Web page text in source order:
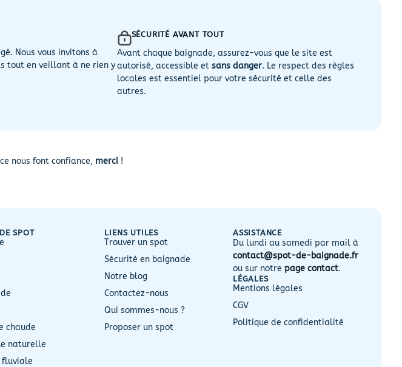
Nous vous invitons à
tout en veillant à ne rien y
SÉCURITÉ AVANT TOUT
Avant chaque baignade, assurez-vous que le site est
autorisé, accessible et sans danger. Le respect des règles
locales est essentiel pour votre sécurité et celle des
autres.
nous font confiance, merci !
SPOT
chaude
naturelle
fluviale
LIENS UTILES
Trouver un spot
Sécurité en baignade
Notre blog
Contactez-nous
Qui sommes-nous ?
Proposer un spot
ASSISTANCE
Du lundi au samedi par mail à
contact@spot-de-baignade.fr
ou sur notrepage contact.
LÉGALES
Mentions légales
CGV
Politique de confidentialité